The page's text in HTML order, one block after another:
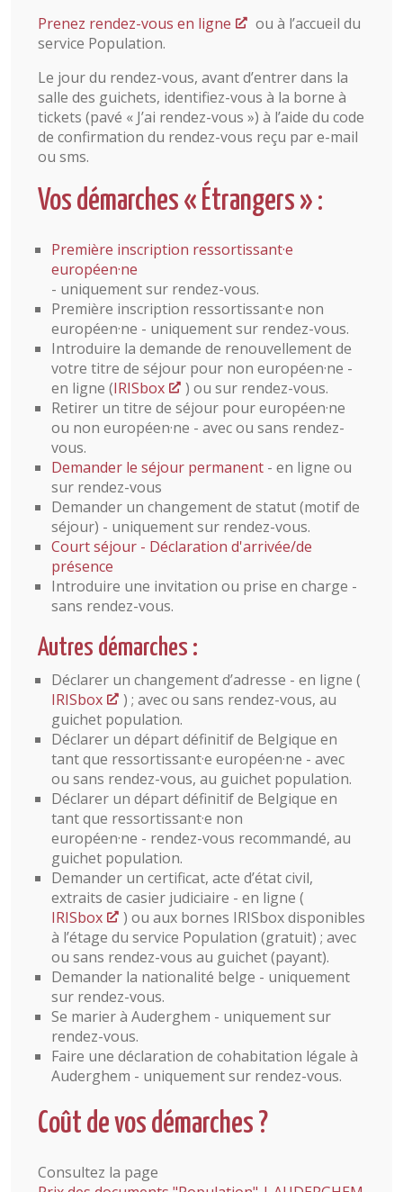
Prenez rendez-vous en ligne
ou à l’accueil du
service Population.
Le jour du rendez-vous, avant d’entrer dans la
salle des guichets, identifiez-vous à la borne à
tickets (pavé « J’ai rendez-vous ») à l’aide du code
de confirmation du rendez-vous reçu par e-mail
ou sms.
Vos démarches « Étrangers » :
Première inscription ressortissant·e
européen·ne
- uniquement sur rendez-vous.
Première inscription ressortissant·e non
européen·ne - uniquement sur rendez-vous.
Introduire la demande de renouvellement de
votre titre de séjour pour non européen·ne -
en ligne (IRISbox
) ou sur rendez-vous.
Retirer un titre de séjour pour européen·ne
ou non européen·ne - avec ou sans rendez-
vous.
Demander le séjour permanent - en ligne ou
sur rendez-vous
Demander un changement de statut (motif de
séjour) - uniquement sur rendez-vous.
Court séjour - Déclaration d'arrivée/de
présence
Introduire une invitation ou prise en charge -
sans rendez-vous.
Autres démarches :
Déclarer un changement d’adresse - en ligne (
IRISbox
) ; avec ou sans rendez-vous, au
guichet population.
Déclarer un départ définitif de Belgique en
tant que ressortissant·e européen·ne - avec
ou sans rendez-vous, au guichet population.
Déclarer un départ définitif de Belgique en
tant que ressortissant·e non
européen·ne - rendez-vous recommandé, au
guichet population.
Demander un certificat, acte d’état civil,
extraits de casier judiciaire - en ligne (
IRISbox
) ou aux bornes IRISbox disponibles
à l’étage du service Population (gratuit) ; avec
ou sans rendez-vous au guichet (payant).
Demander la nationalité belge - uniquement
sur rendez-vous.
Se marier à Auderghem - uniquement sur
rendez-vous.
Faire une déclaration de cohabitation légale à
Auderghem - uniquement sur rendez-vous.
Coût de vos démarches ?
Consultez la page